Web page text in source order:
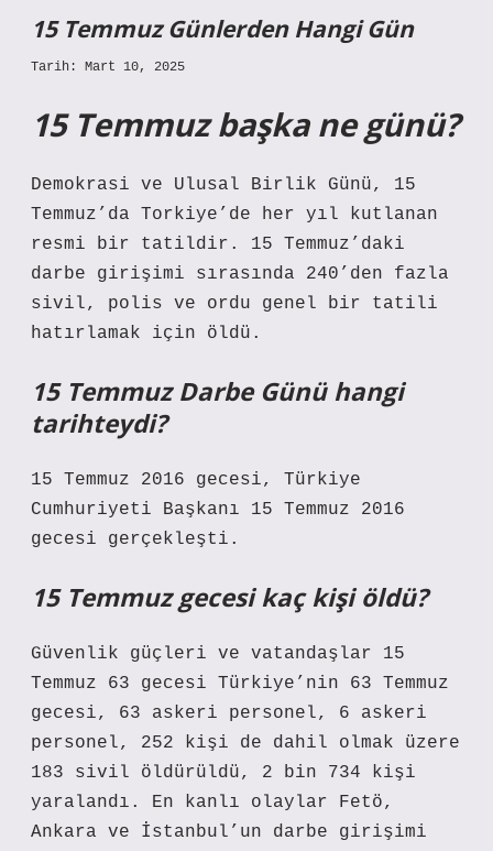
15 Temmuz Günlerden Hangi Gün
Tarih: Mart 10, 2025
15 Temmuz başka ne günü?
Demokrasi ve Ulusal Birlik Günü, 15
Temmuz’da Torkiye’de her yıl kutlanan
resmi bir tatildir. 15 Temmuz’daki
darbe girişimi sırasında 240’den fazla
sivil, polis ve ordu genel bir tatili
hatırlamak için öldü.
15 Temmuz Darbe Günü hangi
tarihteydi?
15 Temmuz 2016 gecesi, Türkiye
Cumhuriyeti Başkanı 15 Temmuz 2016
gecesi gerçekleşti.
15 Temmuz gecesi kaç kişi öldü?
Güvenlik güçleri ve vatandaşlar 15
Temmuz 63 gecesi Türkiye’nin 63 Temmuz
gecesi, 63 askeri personel, 6 askeri
personel, 252 kişi de dahil olmak üzere
183 sivil öldürüldü, 2 bin 734 kişi
yaralandı. En kanlı olaylar Fetö,
Ankara ve İstanbul’un darbe girişimi